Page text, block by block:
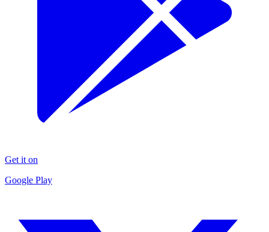
Get it on
Google Play